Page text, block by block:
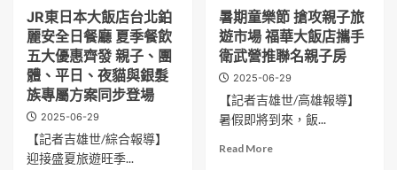
貴
賓
雲
集
巡
人
員
急
救
援，
助
公
園
2025
客
家
很
有
越
夜
體
強
化
伴
侶
正
向
溝
異
國
手
工
藝
體
驗
路
竹
高
市
勞
舉
辦
階
JR東日本大飯店台北鉑
麗安全日餐廳 夏季餐飲
五大優惠齊發 親子、團
體、平日、夜貓與銀髮
族專屬方案同步登場
2025-06-29
【記者吉雄世/綜合報導】
迎接盛夏旅遊旺季...
暑期童樂節 搶攻親子旅
遊市場 福華大飯店攜手
衛武營推聯名親子房
2025-06-29
【記者吉雄世/高雄報導】
暑假即將到來，飯...
Read MoreRead